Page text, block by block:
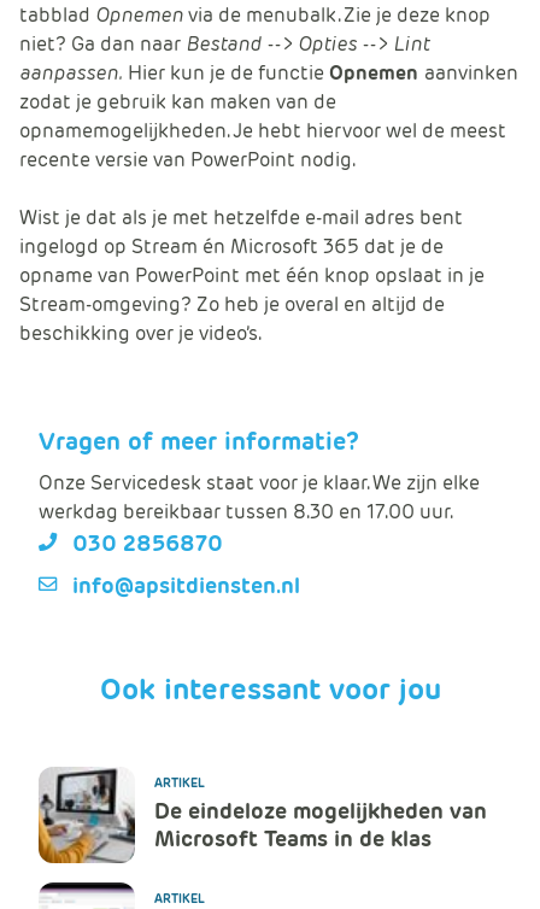
tabblad Opnemenvia de menubalk. Zie je deze knop
niet? Ga dan naar Bestand --> Opties --> Lint
aanpassen. Hier kun je de functie Opnemen aanvinken
zodat je gebruik kan maken van de
opnamemogelijkheden. Je hebt hiervoor wel de meest
recente versie van PowerPoint nodig.
Wist je dat als je met hetzelfde e-mail adres bent
ingelogd op Stream én Microsoft 365 dat je de
opname van PowerPoint met één knop opslaat in je
Stream-omgeving? Zo heb je overal en altijd de
beschikking over je video’s.
Vragen of meer informatie?
Onze Servicedesk staat voor je klaar. We zijn elke
werkdag bereikbaar tussen 8.30 en 17.00 uur.
030 2856870
info@apsitdiensten.nl
Ook interessant voor jou
ARTIKEL
De eindeloze mogelijkheden van
Microsoft Teams in de klas
ARTIKEL